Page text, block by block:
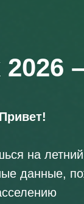
Привет!
на
данные,